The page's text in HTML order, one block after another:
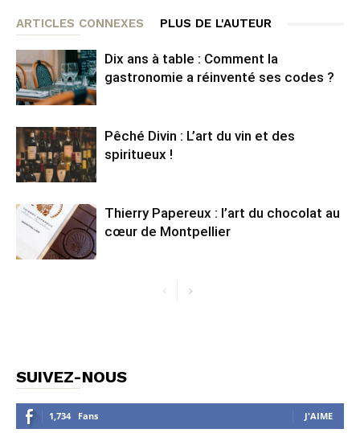
ARTICLES CONNEXES PLUS DE L'AUTEUR
Dix ans à table : Comment la
gastronomie a réinventé ses codes ?
Pêché Divin : L’art du vin et des
spiritueux !
Thierry Papereux : l’art du chocolat au
cœur de Montpellier
SUIVEZ-NOUS
1,734 Fans J'AIME